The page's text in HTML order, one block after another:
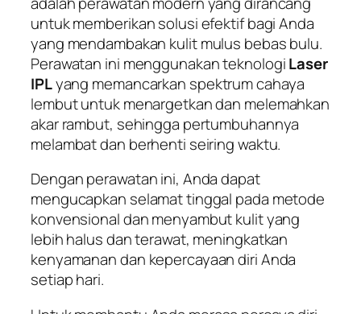
untuk memberikan solusi efektif bagi Anda
yang mendambakan kulit mulus bebas bulu.
Perawatan ini menggunakan teknologiLaser
IPLyang memancarkan spektrum cahaya
lembut untuk menargetkan dan melemahkan
akar rambut, sehingga pertumbuhannya
melambat dan berhenti seiring waktu.
Dengan perawatan ini, Anda dapat
mengucapkan selamat tinggal pada metode
konvensional dan menyambut kulit yang
lebih halus dan terawat, meningkatkan
kenyamanan dan kepercayaan diri Anda
setiap hari.